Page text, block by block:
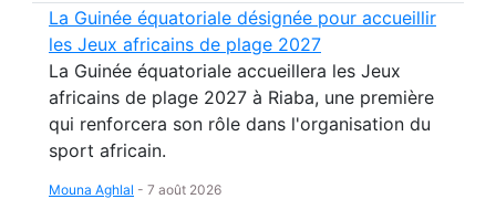
La Guinée équatoriale désignée pour accueillir
les Jeux africains de plage 2027
La Guinée équatoriale accueillera les Jeux
africains de plage 2027 à Riaba, une première
qui renforcera son rôle dans l'organisation du
sport africain.
Mouna Aghlal - 7 août 2026